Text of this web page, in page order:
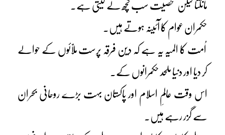
مانگتا لیکن شخصیت سب کچھ لے لیتی ہے۔
حکمران عوام کا آئینہ ہوتے ہیں۔
اُمت کا المیہ یہ ہے کہ دین فرقہ پرست ملاّئوں کے حوالے
کر دیا اور دنیا ملحد حکمرانوں کے۔
اس وقت عالمِ اسلام اور پاکستان بہت بڑے روحانی بحران
سے گزر رہے ہیں۔